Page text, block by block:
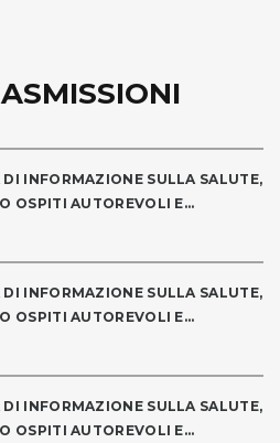
DI INFORMAZIONE SULLA SALUTE,
OSPITI AUTOREVOLI E...
DI INFORMAZIONE SULLA SALUTE,
OSPITI AUTOREVOLI E...
DI INFORMAZIONE SULLA SALUTE,
OSPITI AUTOREVOLI E...